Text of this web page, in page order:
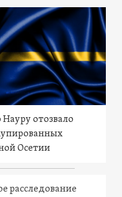
отозвало
Осетии
расследование